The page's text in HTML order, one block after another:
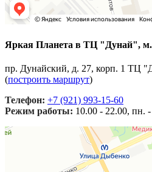
Яркая Планета в ТЦ "Дунай", м.
пр. Дунайский, д. 27, корп. 1 ТЦ
(построить маршрут)
Телефон: +7 (921) 993-15-60
Режим работы: 10.00 - 22.00, пн. -